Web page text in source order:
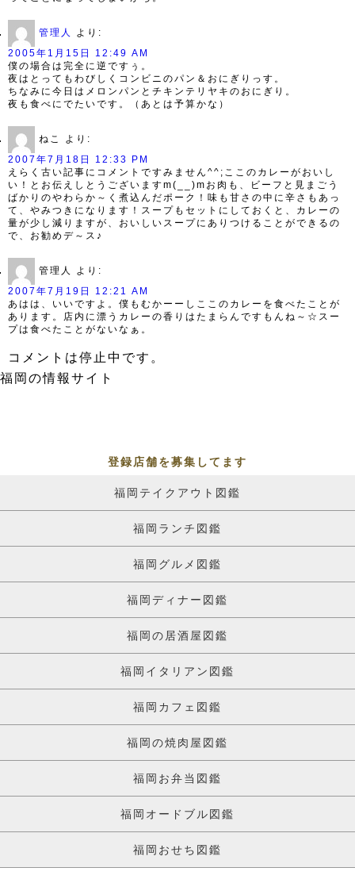
管理人
より:
2005年1月15日 12:49 AM
僕の場合は完全に逆ですぅ。
夜はとってもわびしくコンビニのパン＆おにぎりっす。
ちなみに今日はメロンパンとチキンテリヤキのおにぎり。
夜も食べにでたいです。（あとは予算かな）
ねこ
より:
2007年7月18日 12:33 PM
えらく古い記事にコメントですみません^^;ここのカレーがおいし
い！とお伝えしとうございますm(__)mお肉も、ビーフと見まごう
ばかりのやわらか～く煮込んだポーク！味も甘さの中に辛さもあっ
て、やみつきになります！スープもセットにしておくと、カレーの
量が少し減りますが、おいしいスープにありつけることができるの
で、お勧めデ～ス♪
管理人
より:
2007年7月19日 12:21 AM
あはは、いいですよ。僕もむかーーしここのカレーを食べたことが
あります。店内に漂うカレーの香りはたまらんですもんね～☆スー
プは食べたことがないなぁ。
コメントは停止中です。
福岡の情報サイト
登録店舗を募集してます
福岡テイクアウト図鑑
福岡ランチ図鑑
福岡グルメ図鑑
福岡ディナー図鑑
福岡の居酒屋図鑑
福岡イタリアン図鑑
福岡カフェ図鑑
福岡の焼肉屋図鑑
福岡お弁当図鑑
福岡オードブル図鑑
福岡おせち図鑑